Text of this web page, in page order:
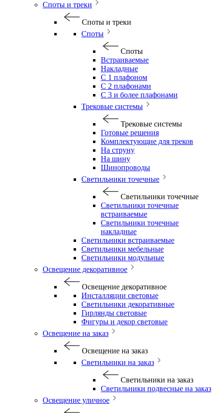
Споты и треки
Споты и треки
Споты
Споты
Встраиваемые
Накладные
С 1 плафоном
С 2 плафонами
С 3 и более плафонами
Трековые системы
Трековые системы
Готовые решения
Комплектующие для треков
На струну
На шину
Шинопроводы
Светильники точечные
Светильники точечные
Светильники точечные
встраиваемые
Светильники точечные
накладные
Светильники встраиваемые
Светильники мебельные
Светильники модульные
Освещение декоративное
Освещение декоративное
Инсталляции световые
Светильники декоративные
Гирлянды световые
Фигуры и декор световые
Освещение на заказ
Освещение на заказ
Светильники на заказ
Светильники на заказ
Светильники подвесные на заказ
Освещение уличное